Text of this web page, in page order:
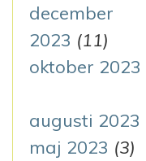
december
2023 (11)
oktober 2023
augusti 2023
maj 2023 (3)